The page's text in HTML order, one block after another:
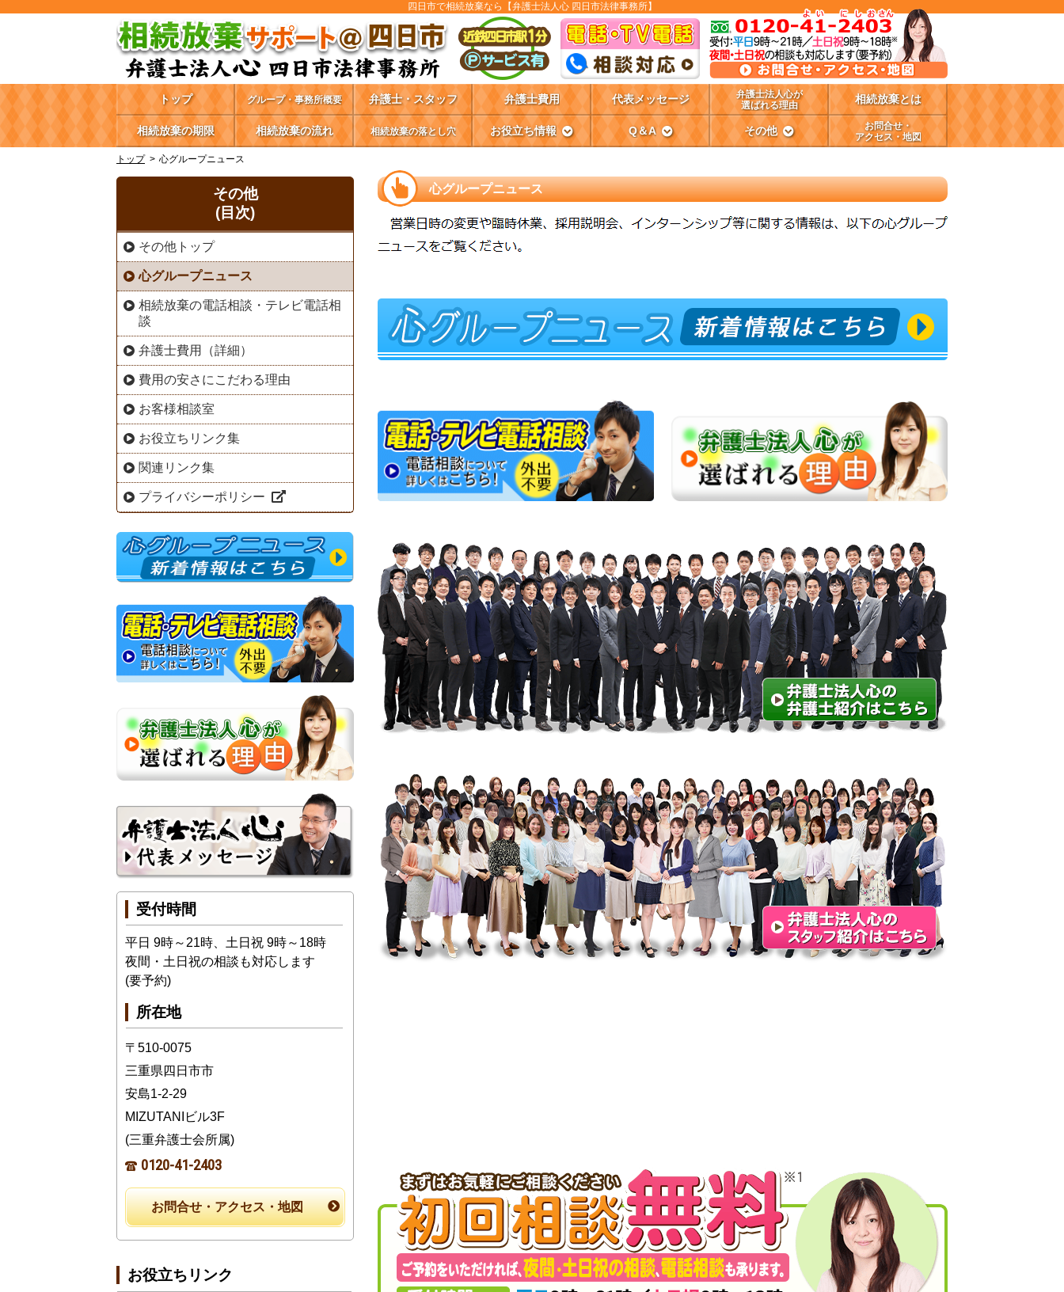
四日市で相続放棄なら【弁護士法人心 四日市法律事務所】
トップ グループ・事務所概要 弁護士・スタッフ 弁護士費用 代表メッセージ
弁護士法人心が
選ばれる理由
相続放棄とは
相続放棄の期限 相続放棄の流れ 相続放棄の落とし穴 お役立ち情報 Q＆A その他
お問合せ・
アクセス・地図
トップ
心グループニュース
心グループニュース
その他
(目次)
その他トップ
心グループニュース
相続放棄の電話相談・テレビ電話相
談
弁護士費用（詳細）
費用の安さにこだわる理由
お客様相談室
お役立ちリンク集
関連リンク集
プライバシーポリシー
受付時間
平日 9時～21時、土日祝 9時～18時
夜間・土日祝の相談も対応します
(要予約)
所在地
〒510-0075
三重県四日市市
安島1-2-29
MIZUTANIビル3F
(三重弁護士会所属)
0120-41-2403
お問合せ・アクセス・地図
お役立ちリンク